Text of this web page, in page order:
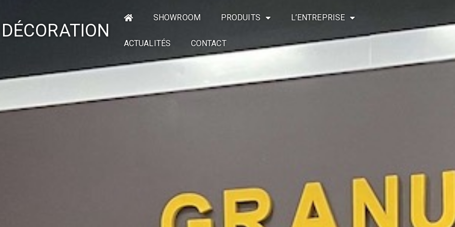
SHOWROOM PRODUITS L’ENTREPRISE
ACTUALITÉS CONTACT